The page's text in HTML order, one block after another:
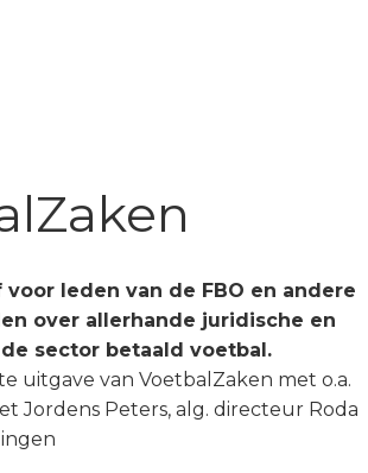
voor leden van de FBO en andere
over allerhande juridische en
de sector betaald voetbal.
uitgave van VoetbalZaken met o.a.
Jordens Peters, alg. directeur Roda